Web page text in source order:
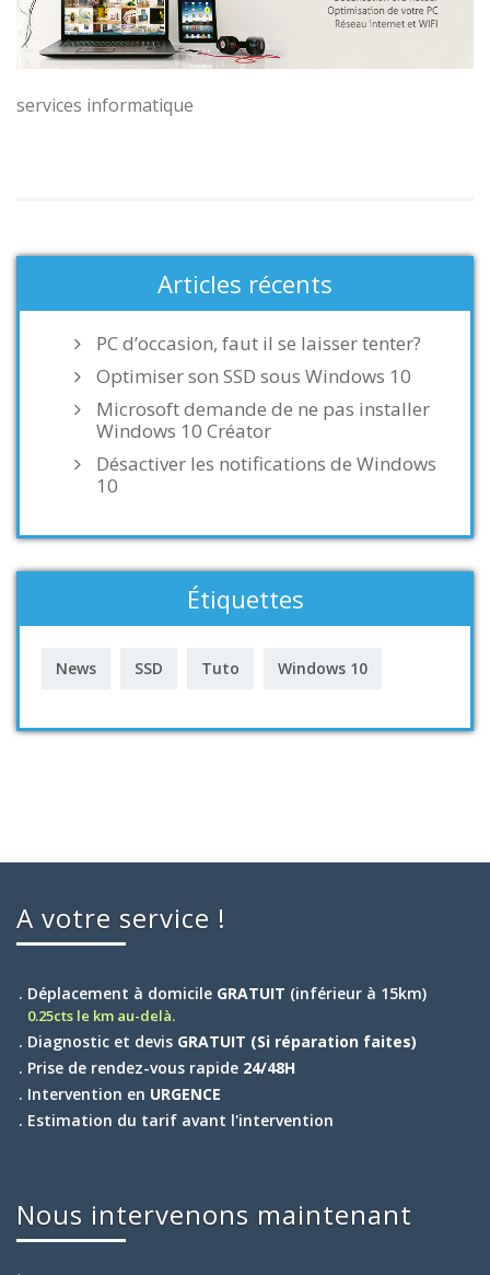
services informatique
Articles récents
PC d’occasion, faut il se laisser tenter?
Optimiser son SSD sous Windows 10
Microsoft demande de ne pas installer
Windows 10 Créator
Désactiver les notifications de Windows
10
Étiquettes
News SSD Tuto Windows 10
A votre service !
. Déplacement à domicile GRATUIT (inférieur à 15km)
0.25cts le km au-delà.
. Diagnostic et devis GRATUIT (Si réparation faites)
. Prise de rendez-vous rapide 24/48H
. Intervention en URGENCE
. Estimation du tarif avant l'intervention
Nous intervenons maintenant